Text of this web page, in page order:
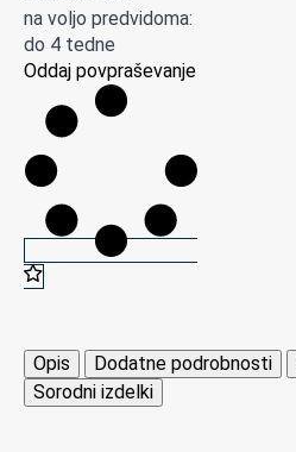
na voljo predvidoma:
do 4 tedne
Oddaj povpraševanje
Opis Dodatne podrobnosti
Sorodni izdelki